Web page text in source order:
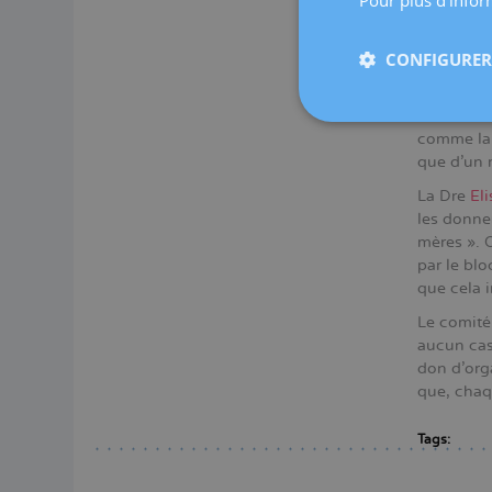
nombre
Par
comme
que d'un
La Dre
les
mères ».
par le
que cela
Le
aucun
don
que,
Tags: